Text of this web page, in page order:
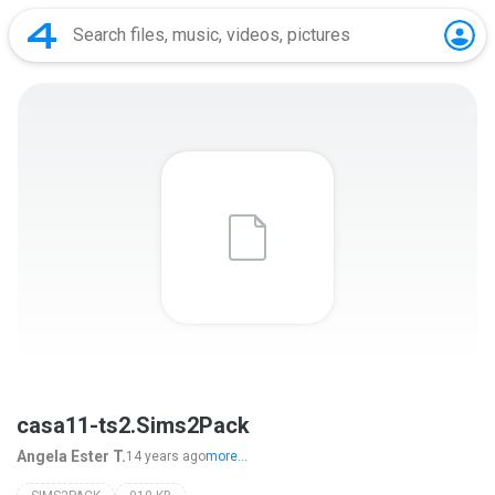
casa11-ts2.Sims2Pack
Angela Ester T.14 years agomore...